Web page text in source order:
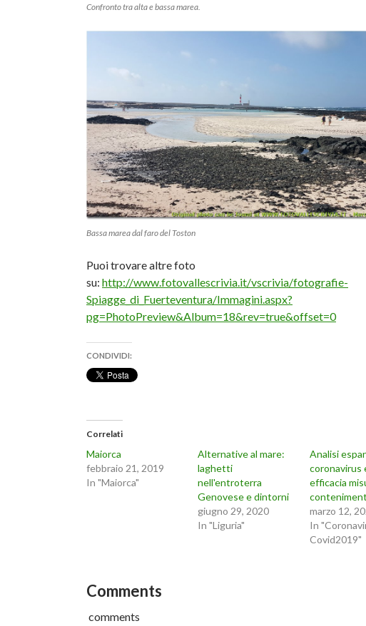
Confronto tra alta e bassa marea.
Bassa marea dal faro del Toston
Puoi trovare altre foto
su: http://www.fotovallescrivia.it/vscrivia/fotografie-
Spiagge_di_Fuerteventura/Immagini.aspx?
pg=PhotoPreview&Album=18&rev=true&offset=0
CONDIVIDI:
Correlati
Maiorca
febbraio 21, 2019
In "Maiorca"
Alternative al mare:
laghetti
nell'entroterra
Genovese e dintorni
giugno 29, 2020
In "Liguria"
Analisi
coronavirus
efficacia
marzo 12,
In
Covid2019"
Comments
comments